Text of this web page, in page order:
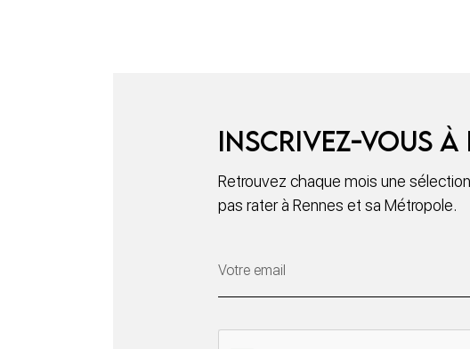
Inscrivez-vous
Retrouvez chaque mois une
pas rater à Rennes et sa Métropole.